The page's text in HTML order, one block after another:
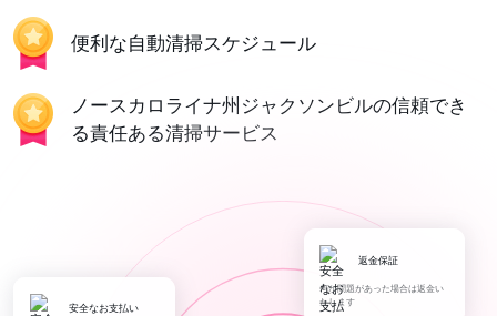
便利な自動清掃スケジュール
ノースカロライナ州ジャクソンビルの信頼でき
る責任ある清掃サービス
安全なお支払い
返金保証
何か問題があった場合は返金い
たします